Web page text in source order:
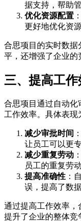
据支持，帮助
优化资源配置
更好地优化资
合思项目的实时数据
平，还增强了企业的
三、提高工作
合思项目通过自动化
工作效率。具体表现
减少审批时间
让员工可以更
减少重复劳动
员工的重复劳
提高准确性 ：
误，提高了数
通过提高工作效率，
提升了企业的整体竞